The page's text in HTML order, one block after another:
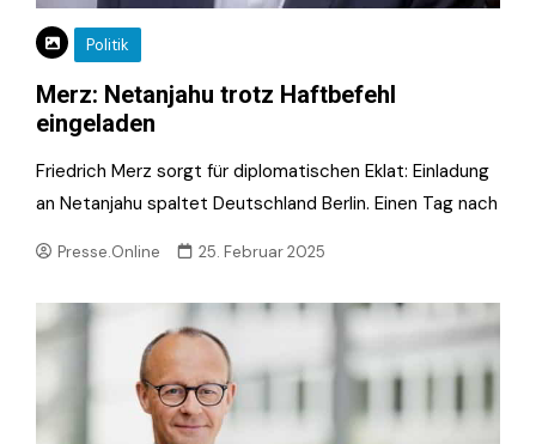
Politik
Merz: Netanjahu trotz Haftbefehl
eingeladen
Friedrich Merz sorgt für diplomatischen Eklat: Einladung
an Netanjahu spaltet Deutschland Berlin. Einen Tag nach
Presse.Online 25. Februar 2025